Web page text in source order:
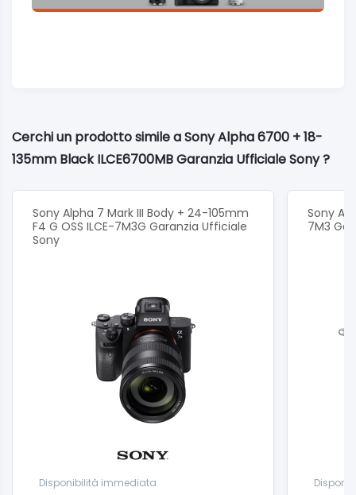
Cerchi un prodotto simile a Sony Alpha 6700 + 18-
135mm Black ILCE6700MB Garanzia Ufficiale Sony ?
Sony Alpha 7 Mark III Body + 24-105mm
F4 G OSS ILCE-7M3G Garanzia Ufficiale
Sony
Disponibilità immediata
Sony
7M3